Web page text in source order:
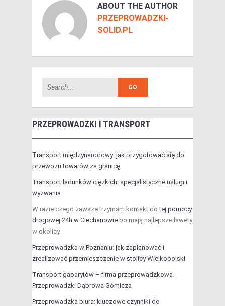
ABOUT THE AUTHOR
PRZEPROWADZKI-
SOLID.PL
PRZEPROWADZKI I TRANSPORT
Transport międzynarodowy: jak przygotować się do
przewozu towarów za granicę
Transport ładunków ciężkich: specjalistyczne usługi i
wyzwania
W razie czego zawsze trzymam kontakt dotej pomocy
drogowej 24h w Ciechanowie bo mają najlepsze lawety
w okolicy.
Przeprowadzka w Poznaniu: jak zaplanować i
zrealizować przemieszczenie w stolicy Wielkopolski
Transport gabarytów – firma przeprowadzkowa.
Przeprowadzki Dąbrowa Górnicza
Przeprowadzka biura: kluczowe czynniki do